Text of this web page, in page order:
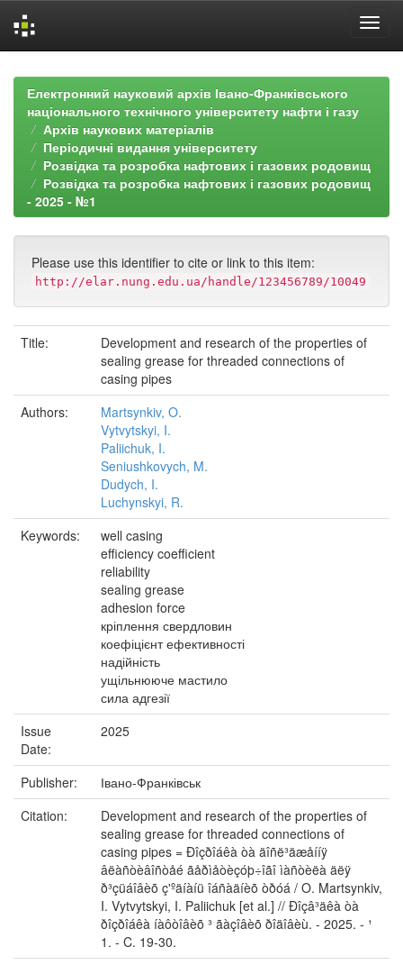
navigationЕлектронний науковий архів Івано-Франківського
національного технічного університету нафти і газу
Архів наукових матеріалів
Періодичні видання університету
Розвідка та розробка нафтових і газових родовищ
Розвідка та розробка нафтових і газових родовищ
- 2025 - №1
Please use this identifier to cite or link to this item:
http://elar.nung.edu.ua/handle/123456789/10049
Title:
Development and research of the properties of
sealing grease for threaded connections of
casing pipes
Authors:
Martsynkiv, O.
Vytvytskyi, I.
Paliichuk, I.
Seniushkovych, M.
Dudych, I.
Luchynskyi, R.
Keywords:
well casing
efficiency coefficient
reliability
sealing grease
adhesion force
кріплення свердловин
коефіцієнт ефективності
надійність
ущільнююче мастило
сила адгезії
Issue
Date:
2025
Publisher:
Івано-Франківськ
Citation:
Development and research of the properties of
sealing grease for threaded connections of
casing pipes = Ðîçðîáêà òà äîñë³äæåííÿ
âëàñòèâîñòåé ãåðìåòèçóþ÷îãî ìàñòèëà äëÿ
ð³çüáîâèõ ç'ºäíàíü îáñàäíèõ òðóá / O. Martsynkiv,
I. Vytvytskyi, I. Paliichuk [et al.] // Ðîçâ³äêà òà
ðîçðîáêà íàôòîâèõ ³ ãàçîâèõ ðîäîâèù. - 2025. - ¹
1. - C. 19-30.